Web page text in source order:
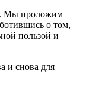
Мы проложим
о том,
пользой и
и снова для